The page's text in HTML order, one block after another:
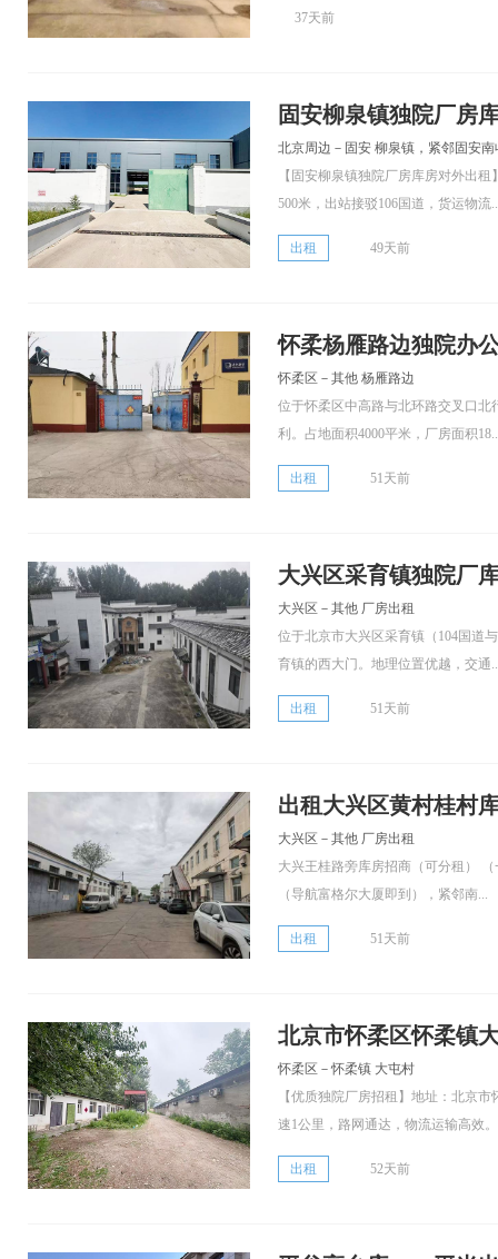
37天前
固安柳泉镇独院厂房
北京周边－固安 柳泉镇，紧邻固安
【固安柳泉镇独院厂房库房对外出
500米，出站接驳106国道，货运物流
出租 49天前
怀柔杨雁路边独院办
怀柔区－其他 杨雁路边
位于怀柔区中高路与北环路交叉口北
利。占地面积4000平米，厂房面积
出租 51天前
大兴区采育镇独院厂
大兴区－其他 厂房出租
位于北京市大兴区采育镇（104国道
育镇的西大门。地理位置优越，交通
出租 51天前
出租大兴区黄村桂村
大兴区－其他 厂房出租
大兴王桂路旁库房招商（可分租）
（导航富格尔大厦即到），紧邻南...
出租 51天前
北京市怀柔区怀柔镇
怀柔区－怀柔镇 大屯村
【优质独院厂房招租】地址：北京
速1公里，路网通达，物流运输高效
出租 52天前